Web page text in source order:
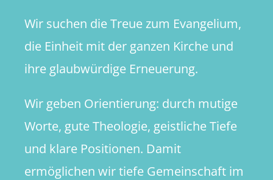
Wir suchen die Treue zum Evangelium,
die Einheit mit der ganzen Kirche und
ihre glaubwürdige Erneuerung.
Wir geben Orientierung: durch mutige
Worte, gute Theologie, geistliche Tiefe
und klare Positionen. Damit
ermöglichen wir tiefe Gemeinschaft im